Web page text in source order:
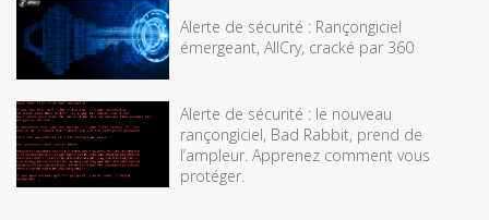
Alerte de sécurité : Rançongiciel
émergeant, AllCry, cracké par 360
Alerte de sécurité : le nouveau
rançongiciel, Bad Rabbit, prend de
l’ampleur. Apprenez comment vous
protéger.